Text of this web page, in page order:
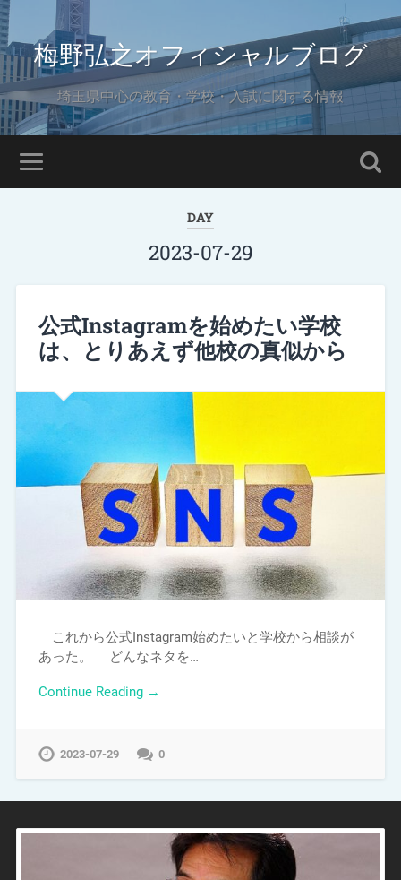
梅野弘之オフィシャルブログ
埼玉県中心の教育・学校・入試に関する情報
DAY
2023-07-29
公式Instagramを始めたい学校
は、とりあえず他校の真似から
これから公式Instagram始めたいと学校から相談が
あった。 どんなネタを…
Continue Reading →
2023-07-29 0